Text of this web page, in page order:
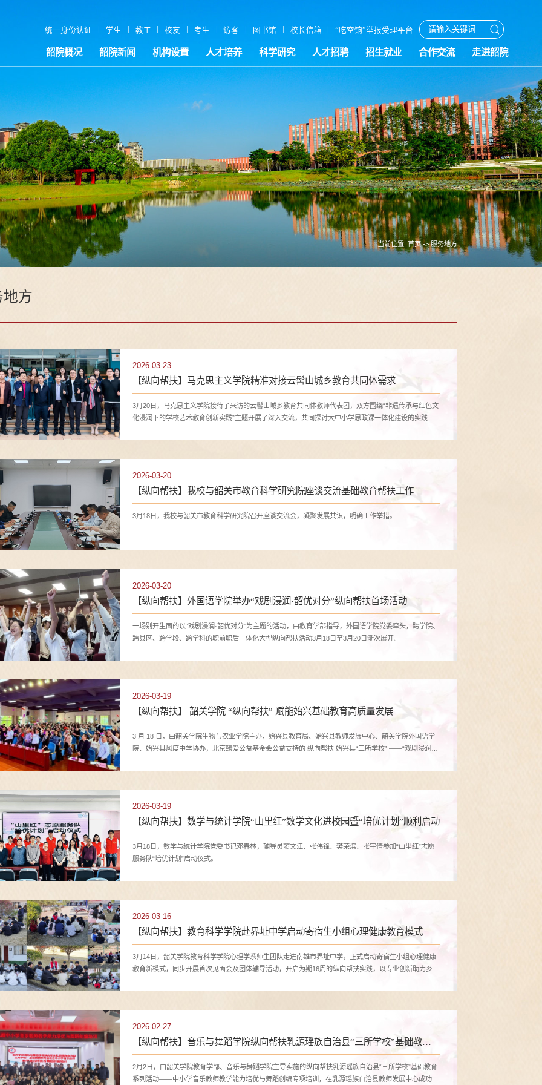
统一身份认证 | 学生 | 教工 | 校友 | 考生 | 访客 | 图书馆 | 校长信箱 | “吃空饷”举报受理平台
韶院概况 韶院新闻 机构设置 人才培养 科学研究 人才招聘 招生就业 合作交流 走进韶院
当前位置: 首页->服务地方
地方
2026-03-23
【纵向帮扶】马克思主义学院精准对接云髻山城乡教育共同体需求
3月20日，马克思主义学院接待了来访的云髻山城乡教育共同体教师代表团，双方围绕“非遗传承与红色文
化浸润下的学校艺术教育创新实践”主题开展了深入交流，共同探讨大中小学思政课一体化建设的实践路
2026-03-20
【纵向帮扶】我校与韶关市教育科学研究院座谈交流基础教育帮扶工作
3月18日，我校与韶关市教育科学研究院召开座谈交流会，凝聚发展共识，明确工作举措。
2026-03-20
【纵向帮扶】外国语学院举办“戏剧浸润·韶优对分”纵向帮扶首场活动
一场别开生面的以“戏剧浸润·韶优对分”为主题的活动，由教育学部指导，外国语学院党委牵头，跨学院、
跨县区、跨学段、跨学科的职前职后一体化大型纵向帮扶活动3月18日至3月20日渐次展开。
2026-03-19
【纵向帮扶】 韶关学院 “纵向帮扶” 赋能始兴基础教育高质量发展​
3 月 18 日，由韶关学院生物与农业学院主办，始兴县教育局、始兴县教师发展中心、韶关学院外国语学
院、始兴县风度中学协办，北京臻爱公益基金会公益支持的 纵向帮扶 始兴县“三所学校” ——“戏剧浸润・
2026-03-19
【纵向帮扶】数学与统计学院“山里红”数学文化进校园暨“培优计划”顺利启动
3月18日，数学与统计学院党委书记邓春林，辅导员窦文江、张伟锋、樊荣滨、张宇倩参加“山里红”志愿
服务队“培优计划”启动仪式。
2026-03-16
【纵向帮扶】教育科学学院赴界址中学启动寄宿生小组心理健康教育模式
3月14日，韶关学院教育科学学院心理学系师生团队走进南雄市界址中学，正式启动寄宿生小组心理健康
教育新模式，同步开展首次见面会及团体辅导活动，开启为期16周的纵向帮扶实践，以专业创新助力乡村
2026-02-27
【纵向帮扶】音乐与舞蹈学院纵向帮扶乳源瑶族自治县“三所学校”基础教育
系列活动之中小学音乐教师教学能力培优与舞蹈创编培训
2月2日，由韶关学院教育学部、音乐与舞蹈学院主导实施的纵向帮扶乳源瑶族自治县“三所学校”基础教育
系列活动——中小学音乐教师教学能力培优与舞蹈创编专项培训，在乳源瑶族自治县教师发展中心成功举